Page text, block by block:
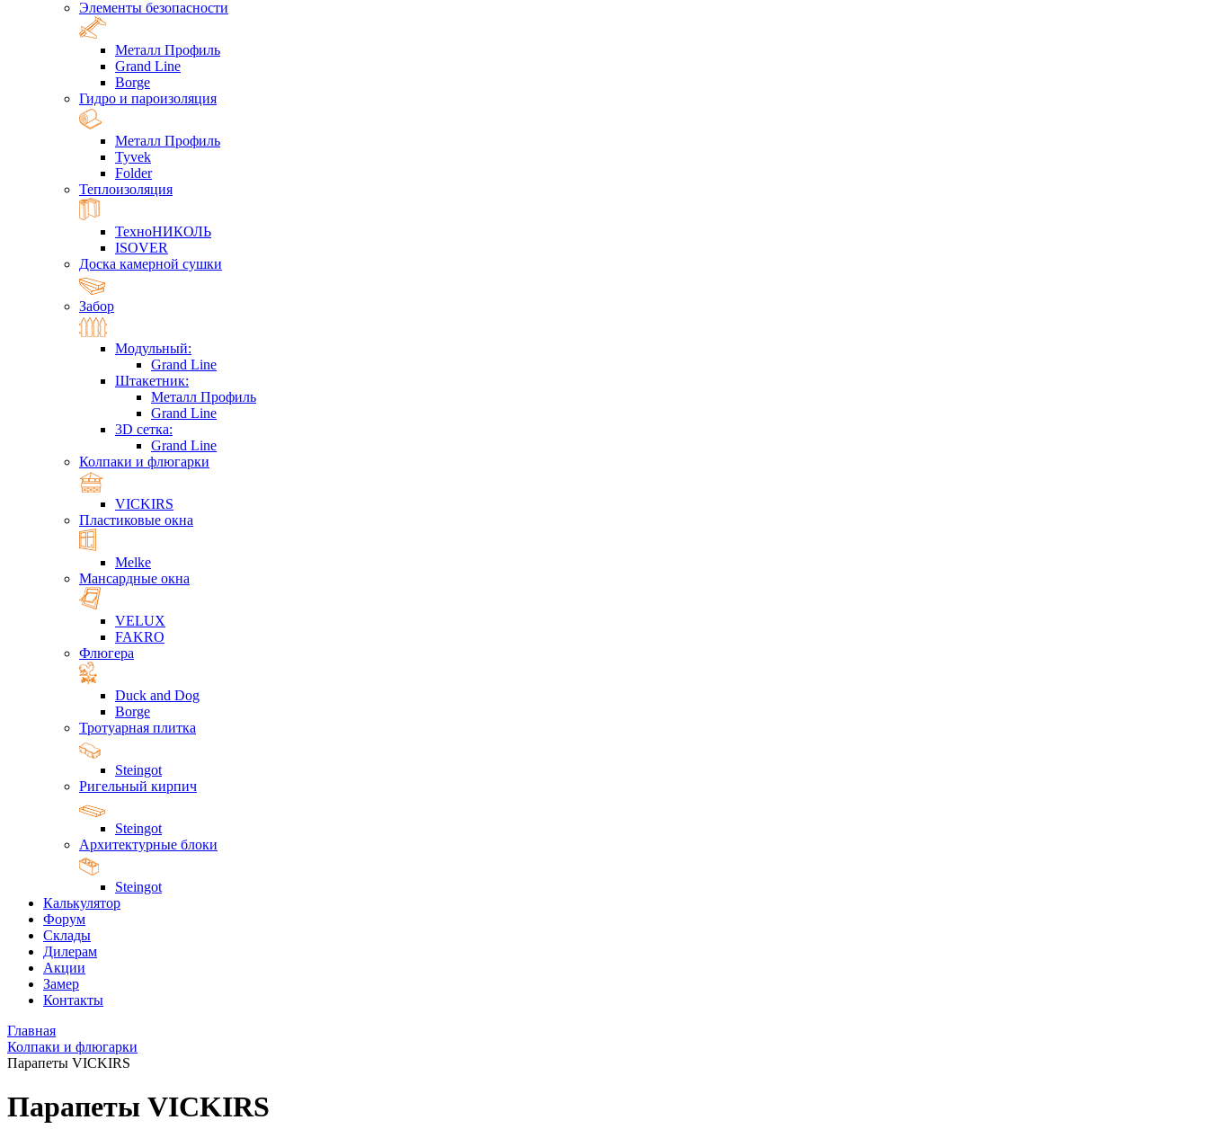
Элементы безопасности
Металл Профиль
Grand Line
Borge
Гидро и пароизоляция
Металл Профиль
Tyvek
Folder
Теплоизоляция
ТехноНИКОЛЬ
ISOVER
Доска камерной сушки
Забор
Модульный:
Grand Line
Штакетник:
Металл Профиль
Grand Line
3D сетка:
Grand Line
Колпаки и флюгарки
VICKIRS
Пластиковые окна
Melke
Мансардные окна
VELUX
FAKRO
Флюгера
Duck and Dog
Borge
Тротуарная плитка
Steingot
Ригельный кирпич
Steingot
Архитектурные блоки
Steingot
Калькулятор
Форум
Склады
Дилерам
Акции
Замер
Контакты
Главная
Колпаки и флюгарки
Парапеты VICKIRS
Парапеты VICKIRS